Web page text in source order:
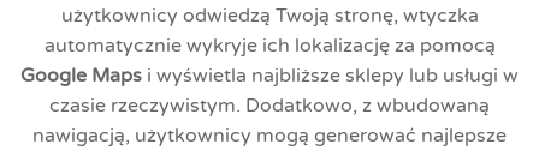
użytkownicy odwiedzą Twoją stronę, wtyczka
automatycznie wykryje ich lokalizację za pomocą
Google Maps i wyświetla najbliższe sklepy lub usługi w
czasie rzeczywistym. Dodatkowo, z wbudowaną
nawigacją, użytkownicy mogą generować najlepsze